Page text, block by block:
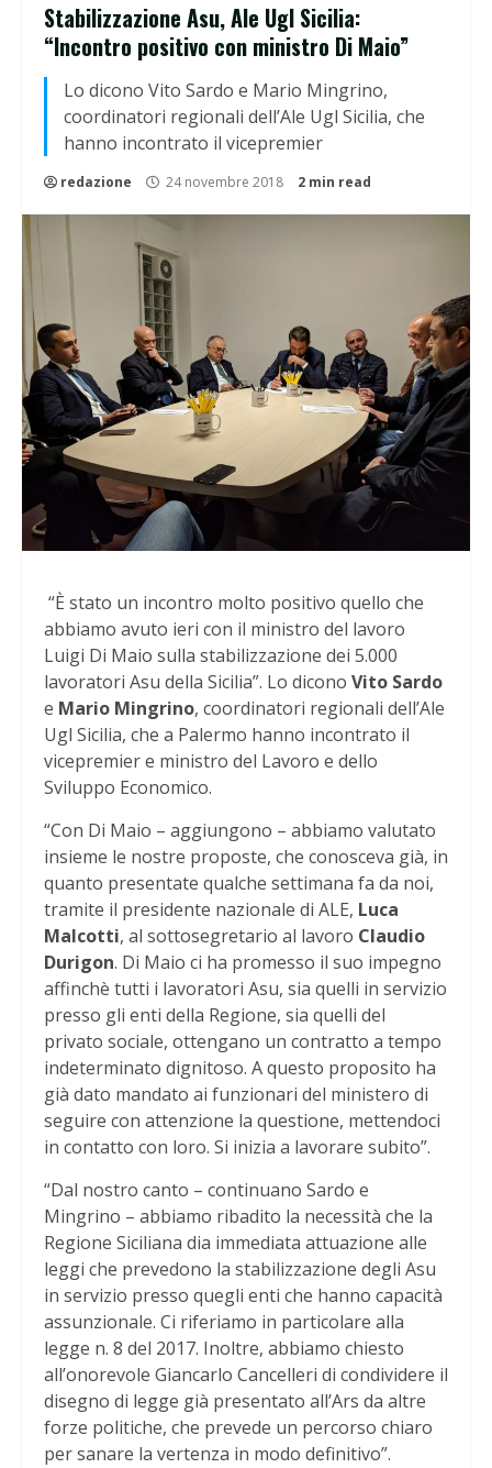
Stabilizzazione Asu, Ale Ugl Sicilia:
“Incontro positivo con ministro Di Maio ”
Lo dicono Vito Sardo e Mario Mingrino,
coordinatori regionali dell’Ale Ugl Sicilia, che
hanno incontrato il vicepremier
redazione 24 novembre 2018 2 min read
“È stato un incontro molto positivo quello che
abbiamo avuto ieri con il ministro del lavoro
Luigi Di Maio sulla stabilizzazione dei 5.000
lavoratori Asu della Sicilia”. Lo dicono Vito Sardo
e Mario Mingrino, coordinatori regionali dell’Ale
Ugl Sicilia, che a Palermo hanno incontrato il
vicepremier e ministro del Lavoro e dello
Sviluppo Economico.
“Con Di Maio – aggiungono – abbiamo valutato
insieme le nostre proposte, che conosceva già, in
quanto presentate qualche settimana fa da noi,
tramite il presidente nazionale di ALE, Luca
Malcotti, al sottosegretario al lavoro Claudio
Durigon. Di Maio ci ha promesso il suo impegno
affinchè tutti i lavoratori Asu, sia quelli in servizio
presso gli enti della Regione, sia quelli del
privato sociale, ottengano un contratto a tempo
indeterminato dignitoso. A questo proposito ha
già dato mandato ai funzionari del ministero di
seguire con attenzione la questione, mettendoci
in contatto con loro. Si inizia a lavorare subito”.
“Dal nostro canto – continuano Sardo e
Mingrino – abbiamo ribadito la necessità che la
Regione Siciliana dia immediata attuazione alle
leggi che prevedono la stabilizzazione degli Asu
in servizio presso quegli enti che hanno capacità
assunzionale. Ci riferiamo in particolare alla
legge n. 8 del 2017. Inoltre, abbiamo chiesto
all’onorevole Giancarlo Cancelleri di condividere il
disegno di legge già presentato all’Ars da altre
forze politiche, che prevede un percorso chiaro
per sanare la vertenza in modo definitivo”.